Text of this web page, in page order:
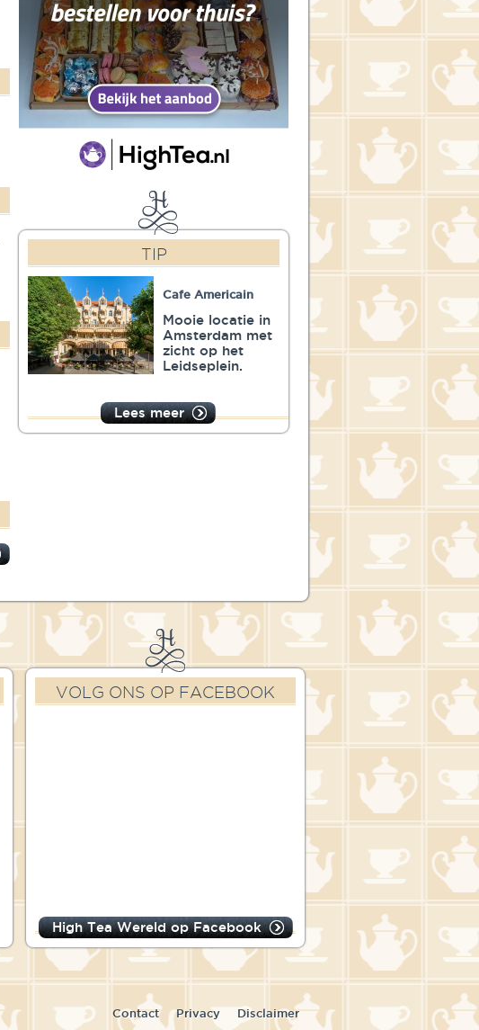
TIP
Cafe Americain
Mooie locatie in
Amsterdam met
zicht op het
Leidseplein.
Lees meer
VOLG ONS OP FACEBOOK
High Tea Wereld op Facebook
Contact Privacy Disclaimer